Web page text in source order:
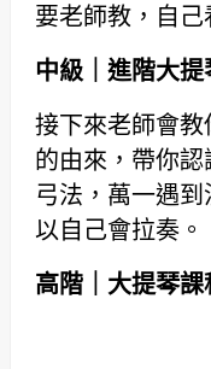
要老師教，自己
中級｜進階大提
接下來老師會
的由來，帶你
弓法，萬一遇
以自己會拉奏。
高階｜大提琴課